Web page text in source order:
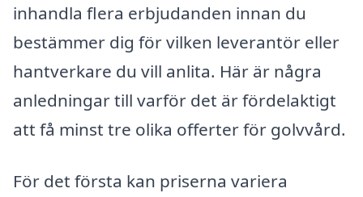
inhandla flera erbjudanden innan du
bestämmer dig för vilken leverantör eller
hantverkare du vill anlita. Här är några
anledningar till varför det är fördelaktigt
att få minst tre olika offerter för golvvård.
För det första kan priserna variera